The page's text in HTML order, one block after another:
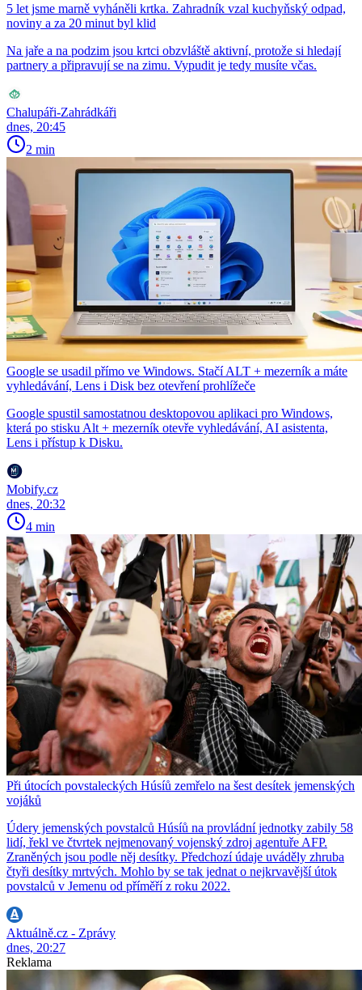
5 let jsme marně vyháněli krtka. Zahradník vzal kuchyňský odpad,
noviny a za 20 minut byl klid
Na jaře a na podzim jsou krtci obzvláště aktivní, protože si hledají
partnery a připravují se na zimu. Vypudit je tedy musíte včas.
Chalupáři-Zahrádkáři
dnes, 20:45
2 min
Google se usadil přímo ve Windows. Stačí ALT + mezerník a máte
vyhledávání, Lens i Disk bez otevření prohlížeče
Google spustil samostatnou desktopovou aplikaci pro Windows,
která po stisku Alt + mezerník otevře vyhledávání, AI asistenta,
Lens i přístup k Disku.
Mobify.cz
dnes, 20:32
4 min
Při útocích povstaleckých Húsíů zemřelo na šest desítek jemenských
vojáků
Údery jemenských povstalců Húsíů na provládní jednotky zabily 58
lidí, řekl ve čtvrtek nejmenovaný vojenský zdroj agentuře AFP.
Zraněných jsou podle něj desítky. Předchozí údaje uváděly zhruba
čtyři desítky mrtvých. Mohlo by se tak jednat o nejkrvavější útok
povstalců v Jemenu od příměří z roku 2022.
Aktuálně.cz - Zprávy
dnes, 20:27
Reklama